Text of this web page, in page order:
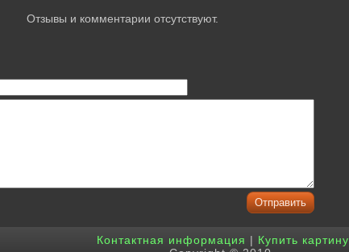
Отзывы и комментарии отсутствуют.
Контактная информация | Купить картину